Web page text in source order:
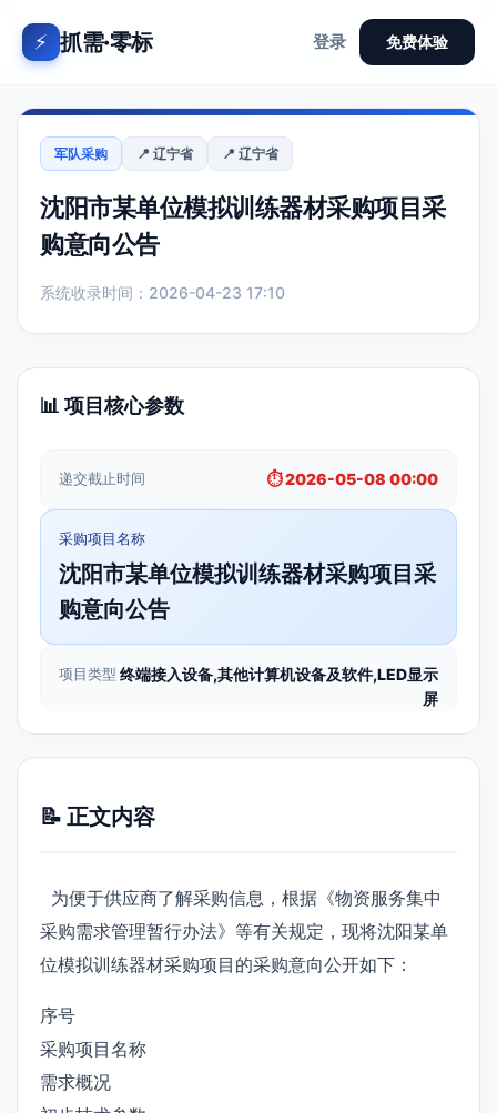
⚡ 抓需·零标 登录 免费体验
军队采购 📍 辽宁省 📍 辽宁省
沈阳市某单位模拟训练器材采购项目采
购意向公告
系统收录时间：2026-04-23 17:10
📊 项目核心参数
递交截止时间 ⏱️ 2026-05-08 00:00
采购项目名称
沈阳市某单位模拟训练器材采购项目采
购意向公告
项目类型 终端接入设备,其他计算机设备及软件,LED显示
屏
📝 正文内容
为便于供应商了解采购信息，根据《物资服务集中
采购需求管理暂行办法》等有关规定，现将沈阳某单
位模拟训练器材采购项目的采购意向公开如下：
序号
采购项目名称
需求概况